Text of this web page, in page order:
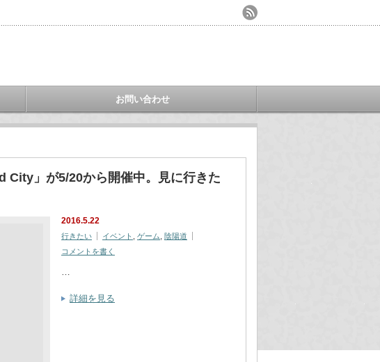
お問い合わせ
City」が5/20から開催中。見に行きた
2016.5.22
行きたい イベント ゲーム 陰陽道
コメントを書く
…
詳細を見る